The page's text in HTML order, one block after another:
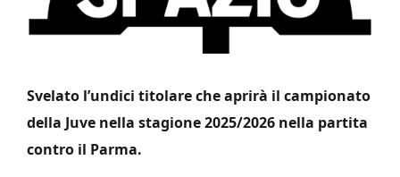
Svelato l’undici titolare che aprirà il campionato
della Juve nella stagione 2025/2026 nella partita
contro il Parma.